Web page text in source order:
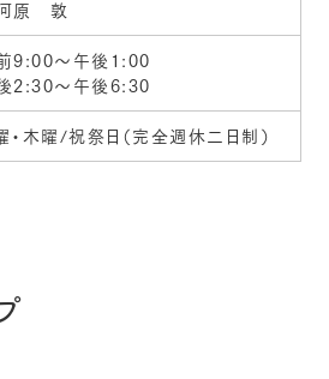
原 敦
9:00～午後1:00
2:30～午後6:30
・木曜/祝祭日（完全週休二日制）